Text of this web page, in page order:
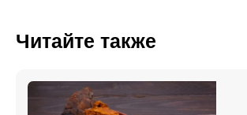
Читайте также